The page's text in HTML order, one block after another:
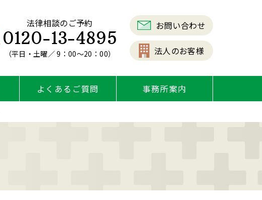
法律相談のご予約
0120-13-4895
（平日・土曜／ 9：00～20：00）
お問い合わせ
法人のお客様
よくあるご質問 事務所案内